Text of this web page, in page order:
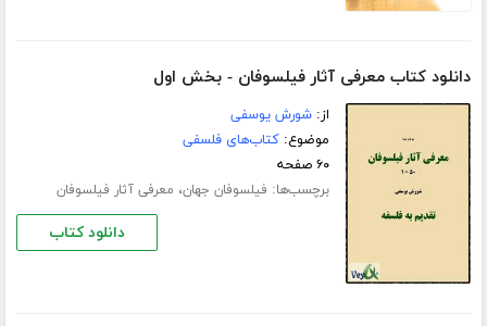
دانلود کتاب معرفی آثار فیلسوفان - بخش اول
از:شورش یوسفی
موضوع:کتاب‌های فلسفی
۶۰ صفحه
برچسب‌ها: فیلسوفان جهان، معرفی آثار فیلسوفان
دانلود کتاب